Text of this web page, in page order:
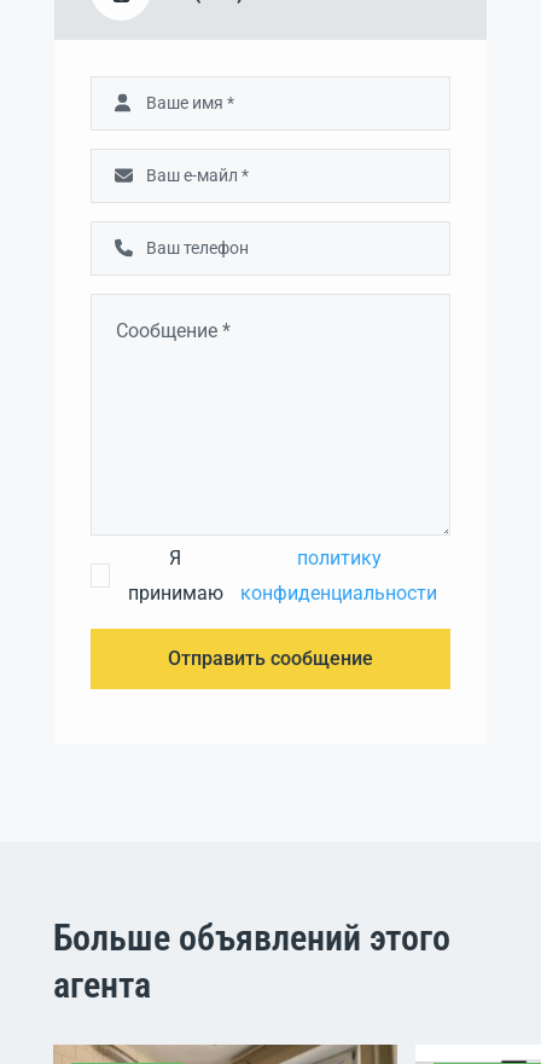
Я
принимаю
политику
конфиденциальности
Отправить сообщение
Больше объявлений этого
агента